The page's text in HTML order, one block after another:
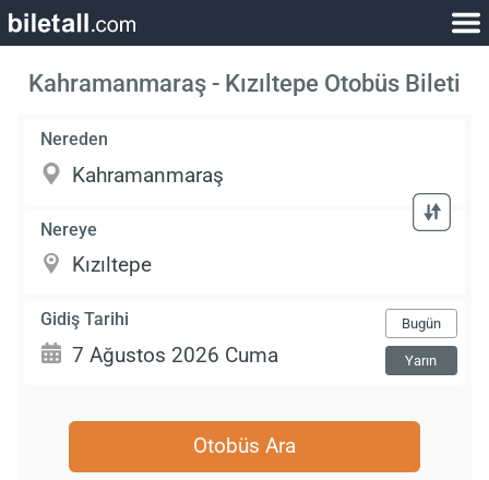
Kahramanmaraş - Kızıltepe Otobüs Bileti
Nereden
Nereye
Gidiş Tarihi Bugün
Yarın
Otobüs Ara